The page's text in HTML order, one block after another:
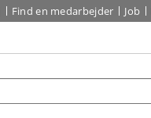
Find en medarbejder Job